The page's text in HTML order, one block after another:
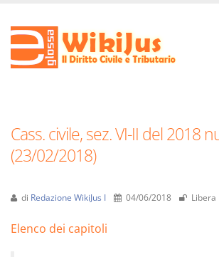
Cass. civile, sez. VI-II del 2018
(23/02/2018)
di Redazione WikiJus I 04/06/2018 Libera
Elenco dei capitoli